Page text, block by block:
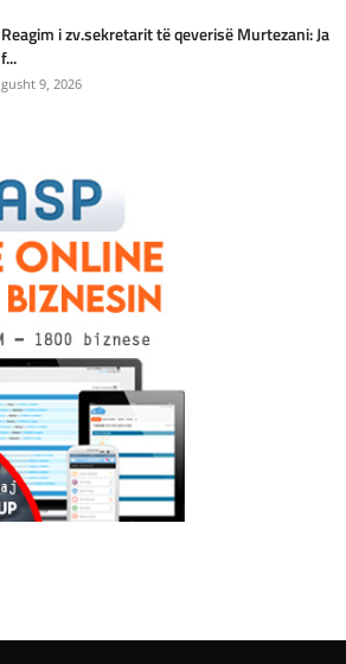
Reagim i zv.sekretarit të qeverisë Murtezani: Ja
f...
gusht 9, 2026